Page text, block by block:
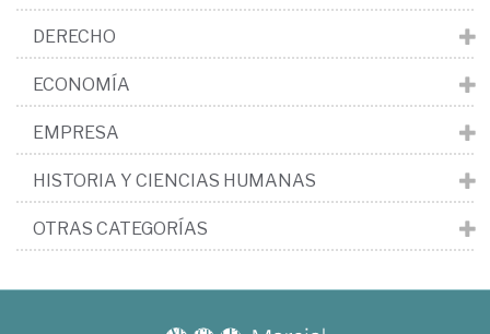
DERECHO
ECONOMÍA
EMPRESA
HISTORIA Y CIENCIAS HUMANAS
OTRAS CATEGORÍAS